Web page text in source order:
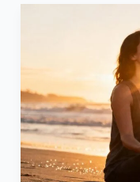
de
06h06
et
son
message